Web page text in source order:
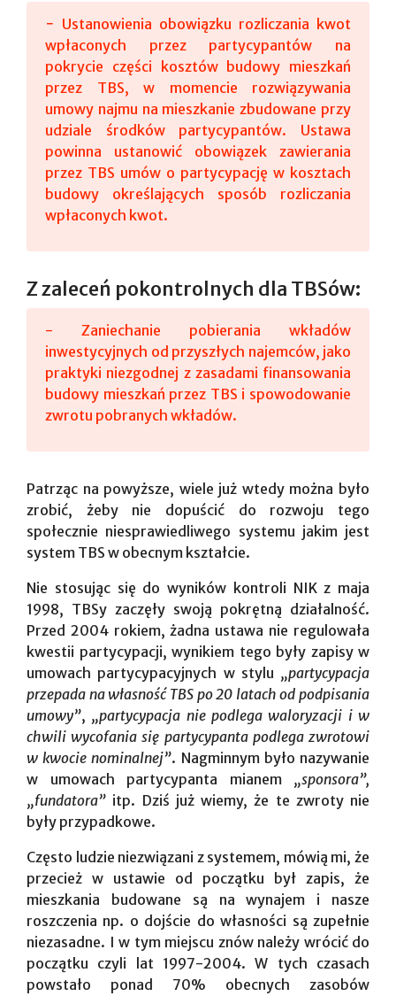
− Ustanowienia obowiązku rozliczania kwot
wpłaconych przez partycypantów na
pokrycie części kosztów budowy mieszkań
przez TBS, w momencie rozwiązywania
umowy najmu na mieszkanie zbudowane przy
udziale środków partycypantów. Ustawa
powinna ustanowić obowiązek zawierania
przez TBS umów o partycypację w kosztach
budowy określających sposób rozliczania
wpłaconych kwot.
Z zaleceń pokontrolnych dla TBSów:
- Zaniechanie pobierania wkładów
inwestycyjnych od przyszłych najemców, jako
praktyki niezgodnej z zasadami finansowania
budowy mieszkań przez TBS i spowodowanie
zwrotu pobranych wkładów.
Patrząc na powyższe, wiele już wtedy można było
zrobić, żeby nie dopuścić do rozwoju tego
społecznie niesprawiedliwego systemu jakim jest
system TBS w obecnym kształcie.
Nie stosując się do wyników kontroli NIK z maja
1998, TBSy zaczęły swoją pokrętną działalność.
Przed 2004 rokiem, żadna ustawa nie regulowała
kwestii partycypacji, wynikiem tego były zapisy w
umowach partycypacyjnych w stylu „partycypacja
przepada na własność TBS po 20 latach od podpisania
umowy”, „partycypacja nie podlega waloryzacji i w
chwili wycofania się partycypanta podlega zwrotowi
w kwocie nominalnej”. Nagminnym było nazywanie
w umowach partycypanta mianem „sponsora”,
„fundatora” itp. Dziś już wiemy, że te zwroty nie
były przypadkowe.
Często ludzie niezwiązani z systemem, mówią mi, że
przecież w ustawie od początku był zapis, że
mieszkania budowane są na wynajem i nasze
roszczenia np. o dojście do własności są zupełnie
niezasadne. I w tym miejscu znów należy wrócić do
początku czyli lat 1997-2004. W tych czasach
powstało ponad 70% obecnych zasobów